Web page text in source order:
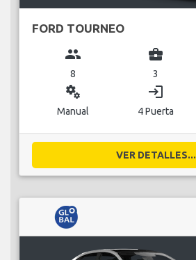
FORD TOURNEO
group
8
business_center
3
miscellaneous_services
Manual
login
4 Puerta
VER DETALLES...